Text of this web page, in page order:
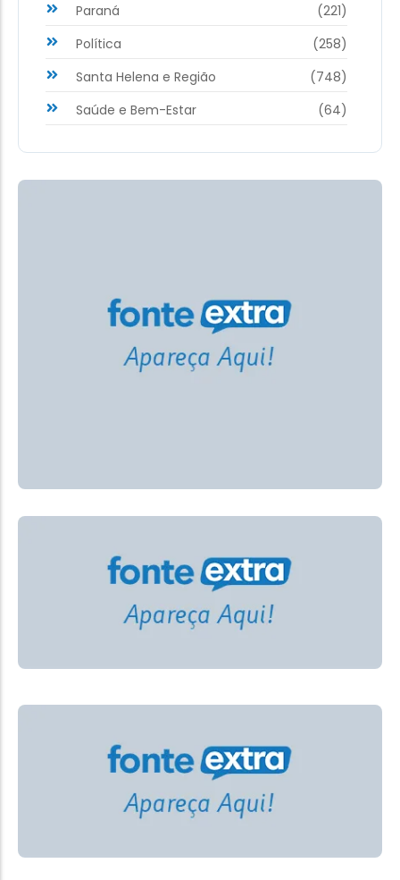
Paraná
(221)
Política
(258)
Santa Helena e Região
(748)
Saúde e Bem-Estar
(64)